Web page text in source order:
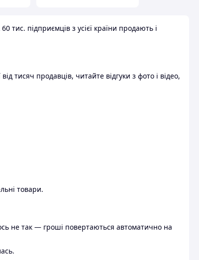
підприємців з усієї країни продають і
тисяч продавців, читайте відгуки з фото і відео,
товари.
не так — гроші повертаються автоматично на